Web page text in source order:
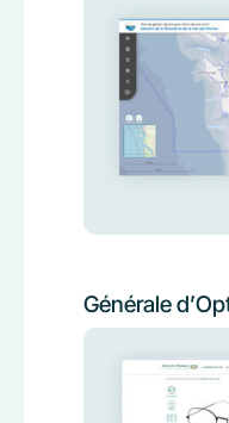
Générale